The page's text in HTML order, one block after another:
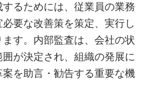
るためには、従業員の業務
要な改善策を策定、実行し
す。内部監査は、会社の状
が決定され、組織の発展に
を助言・勧告する重要な機